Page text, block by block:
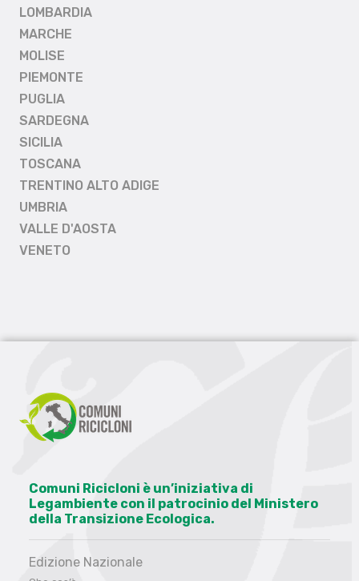
LOMBARDIA
MARCHE
MOLISE
PIEMONTE
PUGLIA
SARDEGNA
SICILIA
TOSCANA
TRENTINO ALTO ADIGE
UMBRIA
VALLE D'AOSTA
VENETO
Comuni Ricicloni è un’iniziativa di
Legambiente con il patrocinio del Ministero
della Transizione Ecologica.
Edizione Nazionale